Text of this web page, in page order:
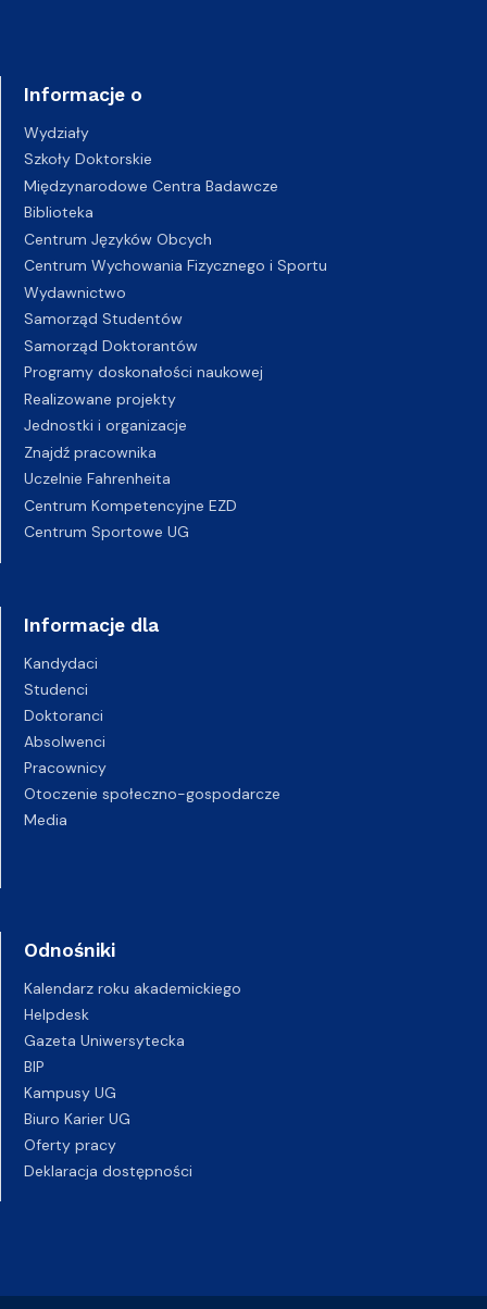
Informacje o
Wydziały
Szkoły Doktorskie
Międzynarodowe Centra Badawcze
Biblioteka
Centrum Języków Obcych
Centrum Wychowania Fizycznego i Sportu
Wydawnictwo
Samorząd Studentów
Samorząd Doktorantów
Programy doskonałości naukowej
Realizowane projekty
Jednostki i organizacje
Znajdź pracownika
Uczelnie Fahrenheita
Centrum Kompetencyjne EZD
Centrum Sportowe UG
Informacje dla
Kandydaci
Studenci
Doktoranci
Absolwenci
Pracownicy
Otoczenie społeczno-gospodarcze
Media
Odnośniki
Kalendarz roku akademickiego
Helpdesk
Gazeta Uniwersytecka
BIP
Kampusy UG
Biuro Karier UG
Oferty pracy
Deklaracja dostępności